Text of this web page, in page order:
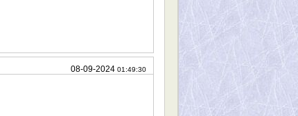
08-09-2024 01:49:30